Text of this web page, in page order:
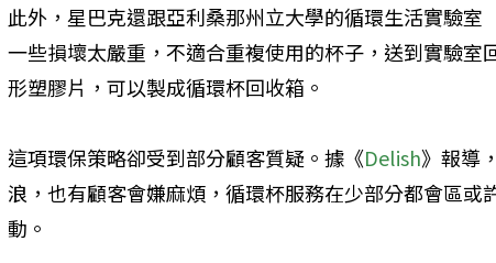
此外，星巴克還跟亞利桑那州立大學的循環生活實驗
一些損壞太嚴重，不適合重複使用的杯子，送到實驗室
形塑膠片，可以製成循環杯回收箱。
這項環保策略卻受到部分顧客質疑。據《Delish》報導
浪，也有顧客會嫌麻煩，循環杯服務在少部分都會區或
動。